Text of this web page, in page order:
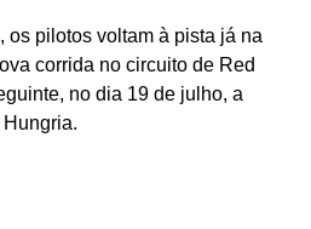
os pilotos voltam à pista já na
corrida no circuito de Red
no dia 19 de julho, a